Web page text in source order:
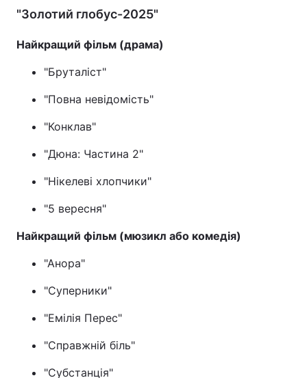
"Золотий глобус-2025"
Найкращий фільм (драма)
"Бруталіст"
"Повна невідомість"
"Конклав"
"Дюна: Частина 2"
"Нікелеві хлопчики"
"5 вересня"
Найкращий фільм (мюзикл або комедія)
"Анора"
"Суперники"
"Емілія Перес"
"Справжній біль"
"Субстанція"